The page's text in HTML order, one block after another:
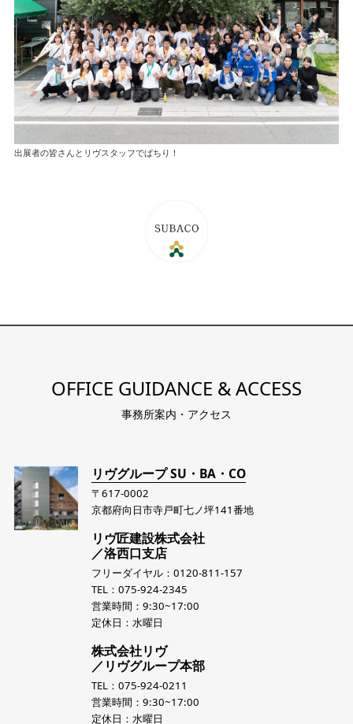
出展者の皆さんとリヴスタッフでぱちり！
OFFICE GUIDANCE & ACCESS
事務所案内・アクセス
リヴグループ SU・BA・CO
〒617-0002
京都府向日市寺戸町七ノ坪141番地
リヴ匠建設株式会社
／洛西口支店
フリーダイヤル：0120-811-157
TEL：075-924-2345
営業時間：9:30~17:00
定休日：水曜日
株式会社リヴ
／リヴグループ本部
TEL：075-924-0211
営業時間：9:30~17:00
定休日：水曜日